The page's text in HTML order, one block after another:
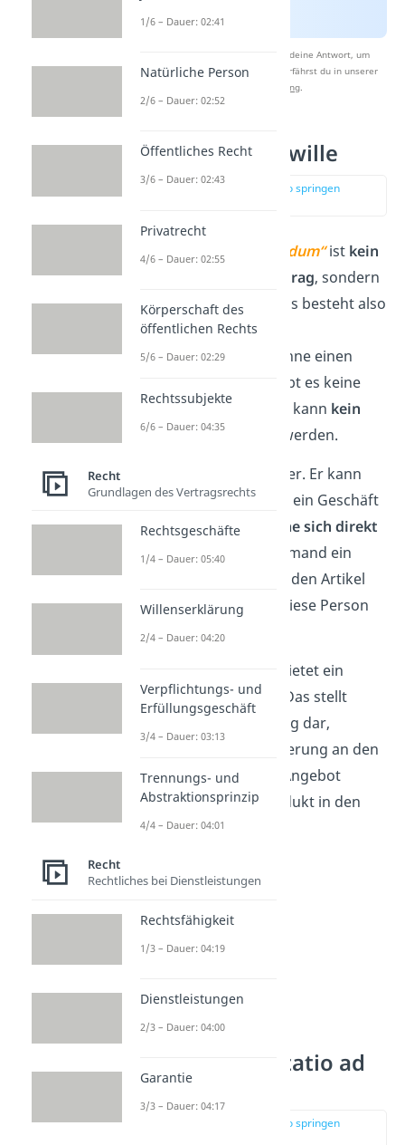
Nach Beantwortung speichern wir deine Antwort, um
Studyflix zu verbessern. Mehr dazu erfährst du in unserer
Datenschutzerklärung.
Rechtsbindungswille
zur Stelle im Video springen
Die„invitatio ad offerendum“ist kein
rechtlich
bindender Vertrag, sondern
nur eineAufforderung
. Es besteht also
kein sogenannter
Rechtsbindungswille
. Ohne einen
Rechtsbindungswillen gibt es keine
Willenserklärung
und es kann kein
Vertragabgeschlossen werden.
Das schützt den Verkäufer. Er kann
also ausdrücken, dass er ein Geschäft
abschließen möchte,
ohne sich direkt
zu verpflichten . Wenn jemand ein
Angebot macht, muss er den Artikel
also nicht zwingend an diese Person
verkaufen!
Ein Verkäufer bietet ein
Produkt im Internet an. Das stellt
keinen bindenden Vertrag dar,
sondern nur die Aufforderung an den
Kunden, seinerseits ein Angebot
abzugeben und das Produkt in den
Warenkorb zu legen.
Sonderfälle invitatio ad
offerendum
zur Stelle im Video springen
1/6 – Dauer: 02:41
Natürliche Person
2/6 – Dauer: 02:52
Öffentliches Recht
3/6 – Dauer: 02:43
Privatrecht
4/6 – Dauer: 02:55
Körperschaft des
öffentlichen Rechts
5/6 – Dauer: 02:29
Rechtssubjekte
6/6 – Dauer: 04:35
Recht
Grundlagen des Vertragsrechts
Rechtsgeschäfte
1/4 – Dauer: 05:40
Willenserklärung
2/4 – Dauer: 04:20
Verpflichtungs- und
Erfüllungsgeschäft
3/4 – Dauer: 03:13
Trennungs- und
Abstraktionsprinzip
4/4 – Dauer: 04:01
Recht
Rechtliches bei Dienstleistungen
Rechtsfähigkeit
1/3 – Dauer: 04:19
Dienstleistungen
2/3 – Dauer: 04:00
Garantie
3/3 – Dauer: 04:17